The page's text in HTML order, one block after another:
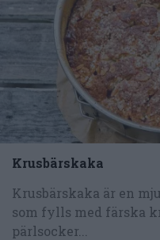
Krusbärskaka
Krusbärskaka är en
som fylls med färska
pärlsocker...